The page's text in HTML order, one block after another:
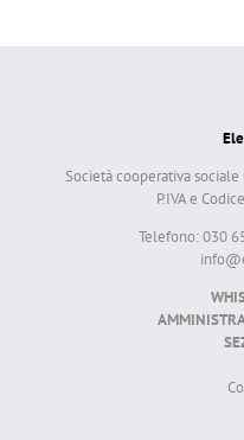
Società cooperativa sociale
P.IVA e
Telefono: 030